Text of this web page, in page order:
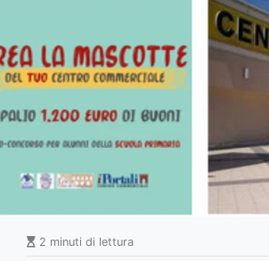
2 minuti di lettura